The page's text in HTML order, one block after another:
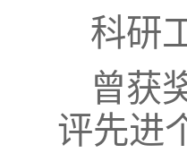
科研
曾获
评先进